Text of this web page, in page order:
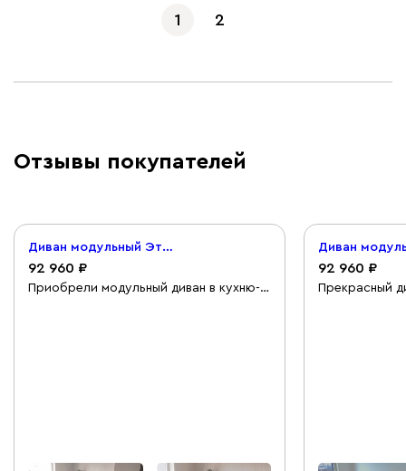
1 2
Отзывы покупателей
Диван модульный Этен Вельвет Терракотовый
92 960
Приобрели модульный диван в кухню-
92 960
Прекрасный